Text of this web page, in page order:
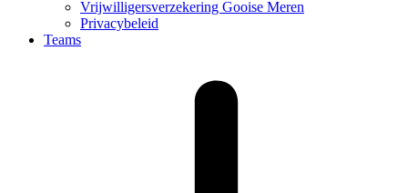
Vrijwilligersverzekering Gooise Meren
Privacybeleid
Teams